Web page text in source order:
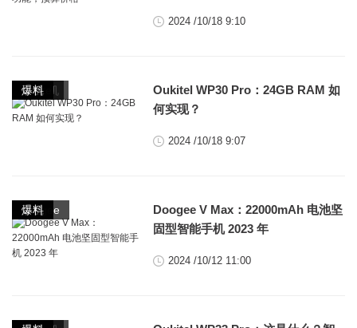
2024 /10/18 9:10
5G手机
oukitel
平板
,
手机
,
爆料
Oukitel WP30 Pro：24GB RAM 如
何实现？
2024 /10/18 9:07
doogee
其它
手机
,爆料
Doogee V Max：22000mAh 电池坚
固型智能手机 2023 年
2024 /10/12 11:00